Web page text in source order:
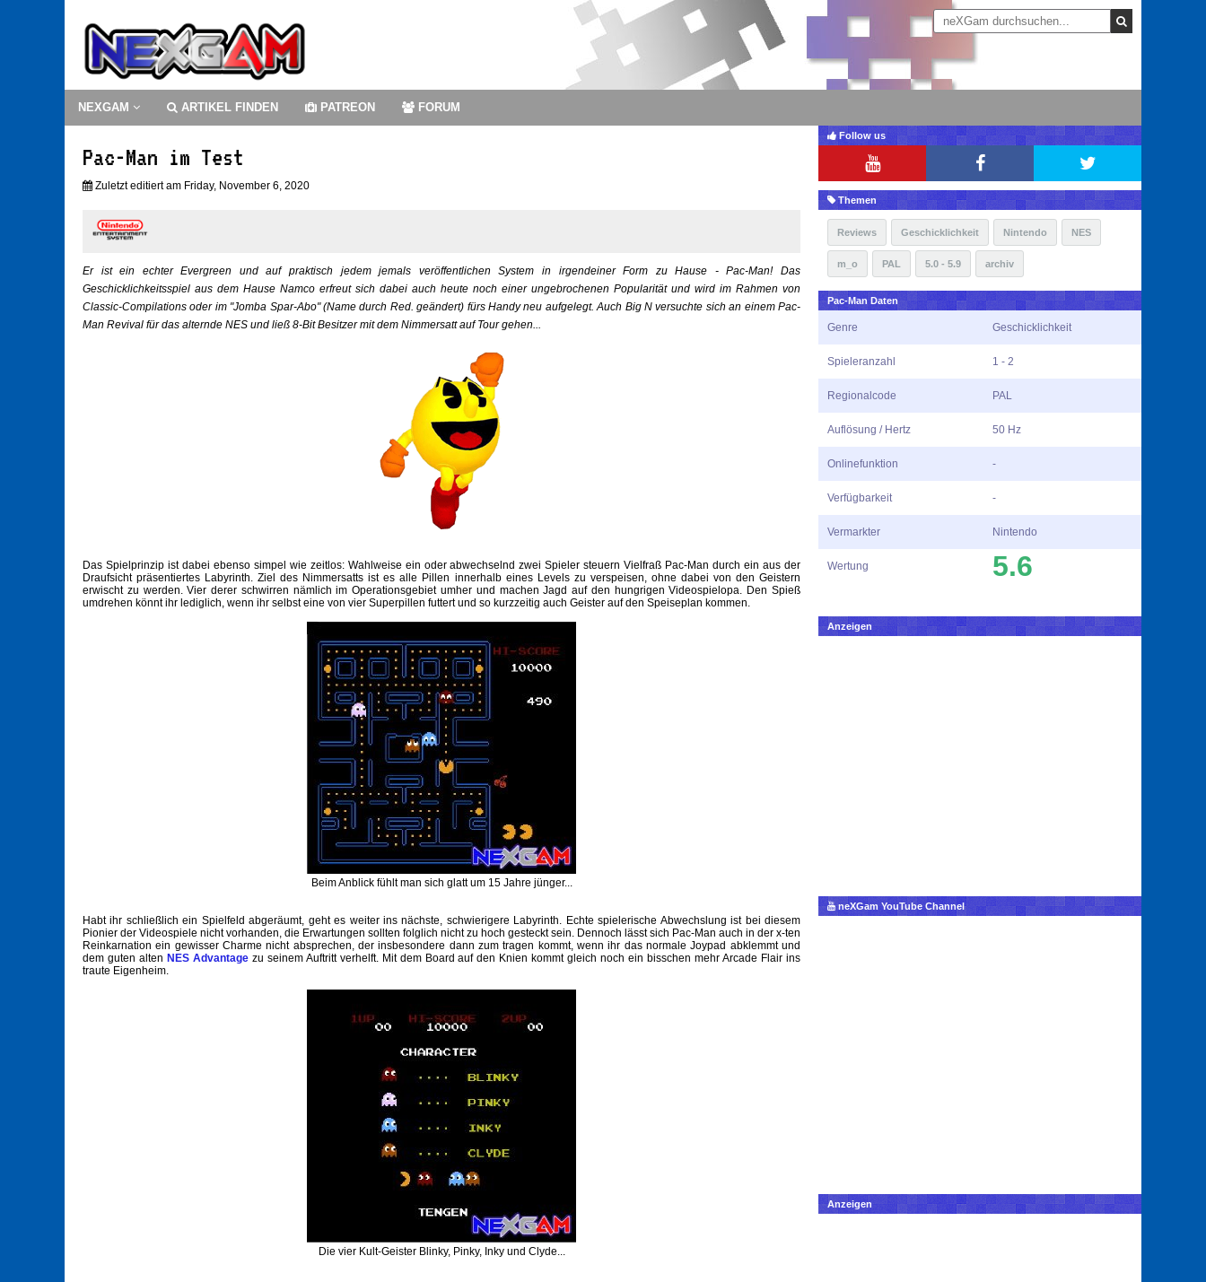
NEXGAM ARTIKEL FINDEN PATREON FORUM
Pac-Man im Test
Zuletzt editiert am Friday, November 6, 2020
Er ist ein echter Evergreen und auf praktisch jedem jemals veröffentlichen System in irgendeiner Form zu Hause - Pac-Man! Das
Geschicklichkeitsspiel aus dem Hause Namco erfreut sich dabei auch heute noch einer ungebrochenen Popularität und wird im Rahmen von
Classic-Compilations oder im "Jomba Spar-Abo" (Name durch Red. geändert) fürs Handy neu aufgelegt. Auch Big N versuchte sich an einem Pac-
Man Revival für das alternde NES und ließ 8-Bit Besitzer mit dem Nimmersatt auf Tour gehen...
Das Spielprinzip ist dabei ebenso simpel wie zeitlos: Wahlweise ein oder abwechselnd zwei Spieler steuern Vielfraß Pac-Man durch ein aus der
Draufsicht präsentiertes Labyrinth. Ziel des Nimmersatts ist es alle Pillen innerhalb eines Levels zu verspeisen, ohne dabei von den Geistern
erwischt zu werden. Vier derer schwirren nämlich im Operationsgebiet umher und machen Jagd auf den hungrigen Videospielopa. Den Spieß
umdrehen könnt ihr lediglich, wenn ihr selbst eine von vier Superpillen futtert und so kurzzeitig auch Geister auf den Speiseplan kommen.
Beim Anblick fühlt man sich glatt um 15 Jahre jünger...
Habt ihr schließlich ein Spielfeld abgeräumt, geht es weiter ins nächste, schwierigere Labyrinth. Echte spielerische Abwechslung ist bei diesem
Pionier der Videospiele nicht vorhanden, die Erwartungen sollten folglich nicht zu hoch gesteckt sein. Dennoch lässt sich Pac-Man auch in der x-ten
Reinkarnation ein gewisser Charme nicht absprechen, der insbesondere dann zum tragen kommt, wenn ihr das normale Joypad abklemmt und
dem guten alten NES Advantagezu seinem Auftritt verhelft. Mit dem Board auf den Knien kommt gleich noch ein bisschen mehr Arcade Flair ins
traute Eigenheim.
Die vier Kult-Geister Blinky, Pinky, Inky und Clyde...
Follow us
Themen
Reviews Geschicklichkeit Nintendo NES
m_o PAL 5.0 - 5.9 archiv
Pac-Man Daten
Genre Geschicklichkeit
Spieleranzahl 1 - 2
Regionalcode PAL
Auflösung / Hertz 50 Hz
Onlinefunktion -
Verfügbarkeit -
Vermarkter Nintendo
Wertung 5.6
Anzeigen
neXGam YouTube Channel
Anzeigen